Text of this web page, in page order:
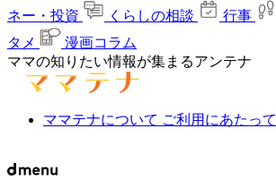
ネー・投資
くらしの相談 行事
タメ
漫画コラム
ママの知りたい情報が集まるアンテナ
ママテナについて ご利用にあたって